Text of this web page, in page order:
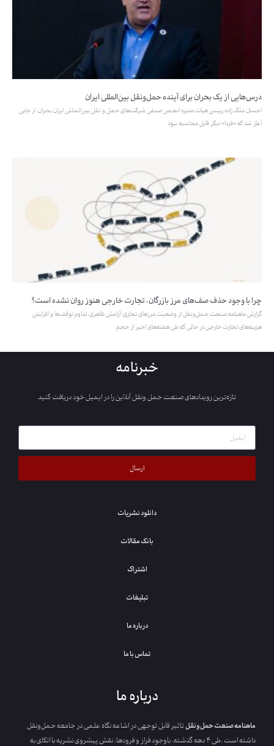
درس‌هایی از یک بحران برای آینده حمل‌ونقل بین‌المللی ایران
احسان ملک زاده رییس هیات مدیره انجمن صنفی شرکت‌های حمل و نقل بین‌المللی ایران بحران، از جایی
آغاز شد که «فردا» دیگر قابل محاسبه نبود
چرا با وجود حذف صف‌های مرز بازرگان، تجارت خارجی هنوز روان نشده است؟
گزارش ماهنامه صنعت حمل‌ونقل از وضعیت مرزهای تجاری؛ آرامش ظاهری، تداوم توقف‌ها و افزایش
هزینه‌های تجارت خارجی در حالی که طی هفته‌های اخیر از حجم
خبرنامه
تازه‌ترین رویدادهای صنعت حمل ونقل آنلاین را در ایمیل خود دریافت کنید
ارسال
دانلود نشریات
بانک مقالات
اشتراک
تبلیغات
درباره ما
تماس با ما
درباره ما
ماهنامه‭ ‬صنعت‭ ‬حمل‌ونقل